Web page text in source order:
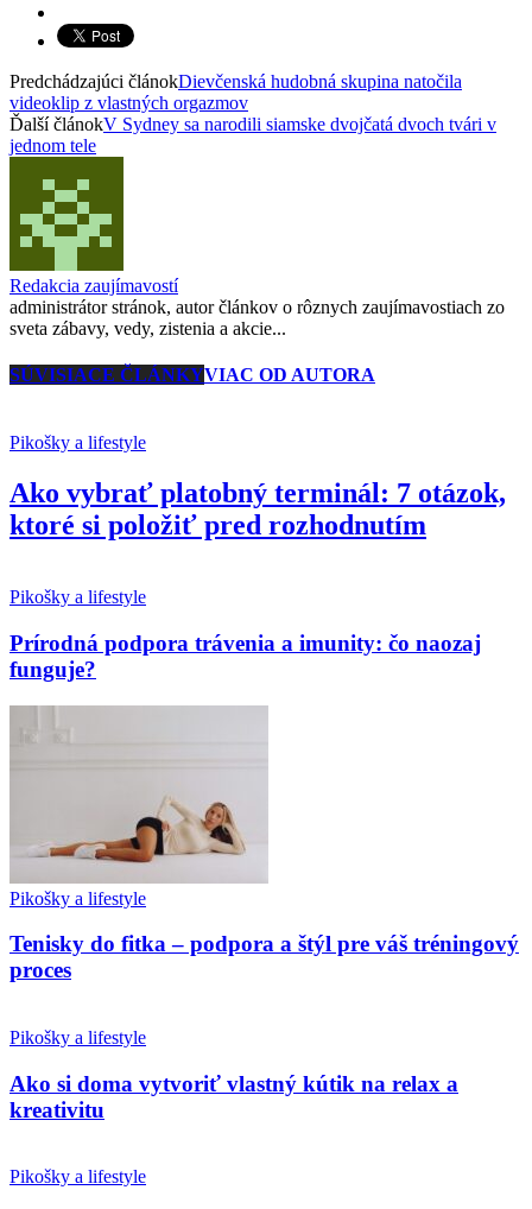
Predchádzajúci článokDievčenská hudobná skupina natočila
videoklip z vlastných orgazmov
Ďalší článokV Sydney sa narodili siamske dvojčatá dvoch tvári v
jednom tele
Redakcia zaujímavostí
administrátor stránok, autor článkov o rôznych zaujímavostiach zo
sveta zábavy, vedy, zistenia a akcie...
SÚVISIACE ČLÁNKYVIAC OD AUTORA
Pikošky a lifestyle
Ako vybrať platobný terminál: 7 otázok,
ktoré si položiť pred rozhodnutím
Pikošky a lifestyle
Prírodná podpora trávenia a imunity: čo naozaj
funguje?
Pikošky a lifestyle
Tenisky do fitka – podpora a štýl pre váš tréningový
proces
Pikošky a lifestyle
Ako si doma vytvoriť vlastný kútik na relax a
kreativitu
Pikošky a lifestyle